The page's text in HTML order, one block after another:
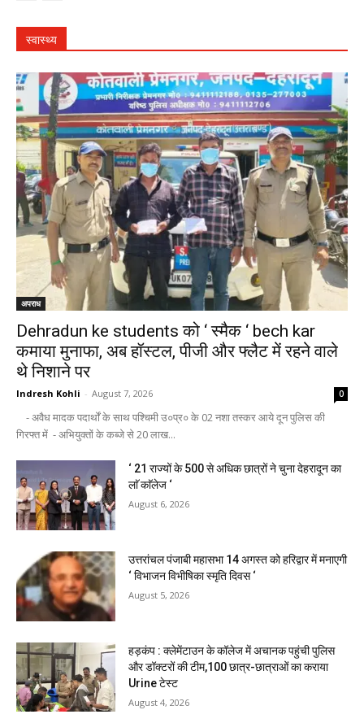
स्वास्थ्य
अपराध
Dehradun ke students को ‘ स्मैक ‘ bech kar
कमाया मुनाफा, अब हॉस्टल, पीजी और फ्लैट में रहने वाले
थे निशाने पर
Indresh Kohli - August 7, 2026 0
- अवैध मादक पदार्थों के साथ पश्चिमी उ०प्र० के 02 नशा तस्कर आये दून पुलिस की
गिरफ्त में - अभियुक्तों के कब्जे से 20 लाख...
‘ 21 राज्यों के 500 से अधिक छात्रों ने चुना देहरादून का
लाॅ काॅलेज ‘
August 6, 2026
उत्तरांचल पंजाबी महासभा 14 अगस्त को हरिद्वार में मनाएगी
‘ विभाजन विभीषिका स्मृति दिवस ‘
August 5, 2026
हड़कंप : क्लेमेंटाउन के कॉलेज में अचानक पहुंची पुलिस
और डॉक्टरों की टीम,100 छात्र-छात्राओं का कराया
Urine टेस्ट
August 4, 2026